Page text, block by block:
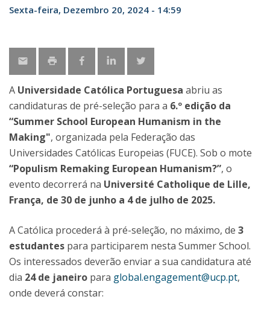
Sexta-feira, Dezembro 20, 2024 - 14:59
A Universidade Católica Portuguesa abriu as
candidaturas de pré-seleção para a 6.º edição da
“Summer School European Humanism in the
Making", organizada pela Federação das
Universidades Católicas Europeias (FUCE). Sob o mote
“Populism Remaking European Humanism?”, o
evento decorrerá na Université Catholique de Lille,
França, de 30 de junho a 4 de julho de 2025.
A Católica procederá à pré-seleção, no máximo, de 3
estudantes para participarem nesta Summer School.
Os interessados deverão enviar a sua candidatura até
dia 24 de janeiro para global.engagement@ucp.pt,
onde deverá constar: